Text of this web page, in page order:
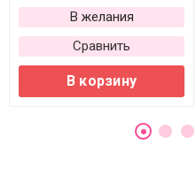
В желания
Сравнить
В корзину